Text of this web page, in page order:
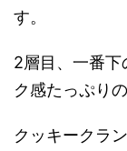
す。
2層目、一番
ク感たっぷりの
クッキークラ